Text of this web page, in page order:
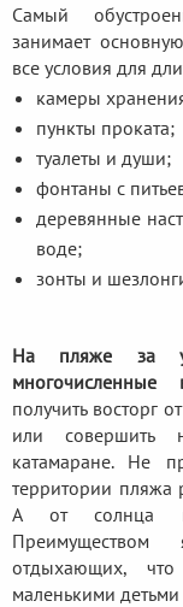
Самый
занимает
все условия для
камеры
пункты проката;
туалеты и души;
фонтаны с
деревянные
воде;
зонты и
На пляже за
многочисленные
получить восторг
или совершить
катамаране. Не
территории пляжа
А от солнца
отдыхающих,
маленькими